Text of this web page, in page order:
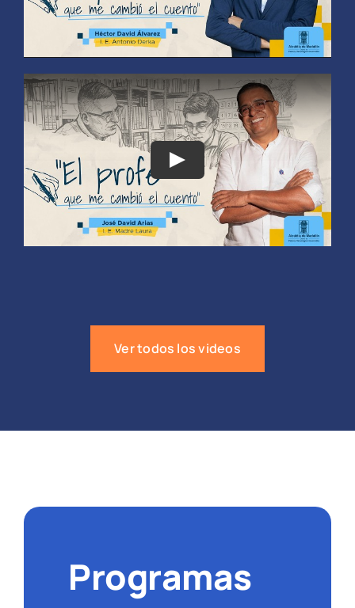
Ver todos los videos
Programas